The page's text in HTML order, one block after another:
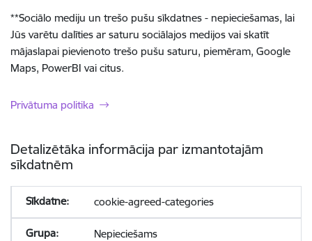
**Sociālo mediju un trešo pušu sīkdatnes - nepieciešamas, lai
Jūs varētu dalīties ar saturu sociālajos medijos vai skatīt
mājaslapai pievienoto trešo pušu saturu, piemēram, Google
Maps, PowerBI vai citus.
Privātuma politika
Detalizētāka informācija par izmantotajām
sīkdatnēm
cookie-agreed-categories
Nepieciešams